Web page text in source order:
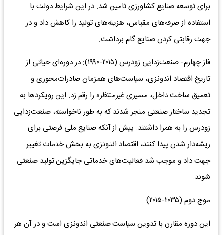
برای توسعه صنایع کشاورزی تامین شد. در این شرایط دولت با
استفاده از صرفه‌های مقیاس، هزینه‌های تولید را کاهش داد و در
جهت رقابتی کردن صنایع گام برداشت.
فاز چهارم- صنعت‌زدایی زودرس (۲۰۱۵-۱۹۹۰): در دوره‌‌‌ای حیاتی از
تاریخ اقتصاد اندونزی، سیاست‌های همزمان صادرات‌محوری و
تعمیق ساخت داخل، مسیری غیرمنتظره را رقم زد. این رویکرد‌ها به
تجدید ساختار صنعتی منجر شدند که به طور ناخواسته، صنعت‌زدایی
زودرس را به همرا داشتند. پیش از آنکه صنایع ملی فرصتی برای
ریشه‌‌‌دار شدن پیدا کنند، اقتصاد اندونزی به بخش خدمات تغییر
جهت داد و موجب شد فعالیت‌های خدماتی جایگزین تولید صنعتی
شوند.
موج دوم (۲۰۳۵-۲۰۱۵)
این دوره مقارن با تدوین سیاست صنعتی اندونزی است و در آن هر